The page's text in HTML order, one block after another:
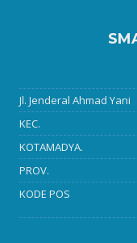
Jl. Jenderal Ahmad Yani
KEC.
KOTAMADYA.
PROV.
KODE POS